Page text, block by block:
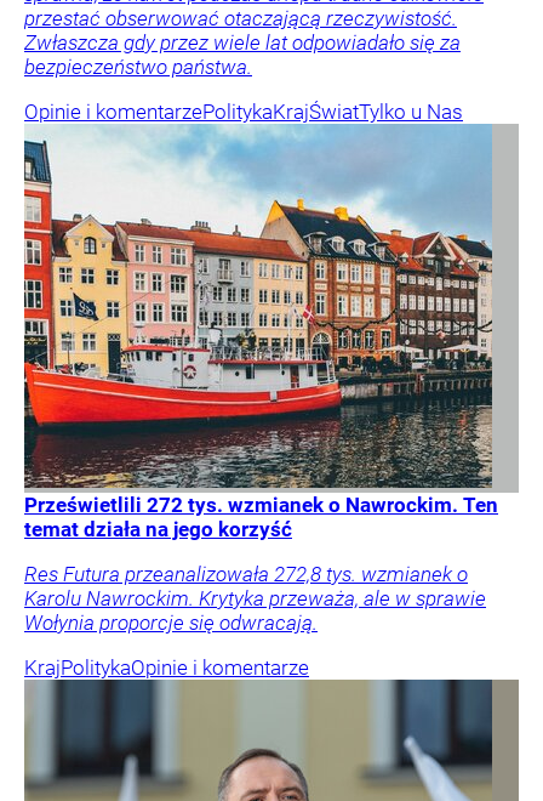
przestać obserwować otaczającą rzeczywistość.
Zwłaszcza gdy przez wiele lat odpowiadało się za
bezpieczeństwo państwa.
Opinie i komentarzePolitykaKrajŚwiatTylko u Nas
Prześwietlili 272 tys. wzmianek o Nawrockim. Ten
temat działa na jego korzyść
Res Futura przeanalizowała 272,8 tys. wzmianek o
Karolu Nawrockim. Krytyka przeważa, ale w sprawie
Wołynia proporcje się odwracają.
KrajPolitykaOpinie i komentarze